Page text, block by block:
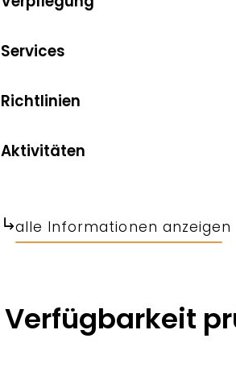
Services
Richtlinien
Aktivitäten
alle Informationen anzeigen
Verfügbarkeit